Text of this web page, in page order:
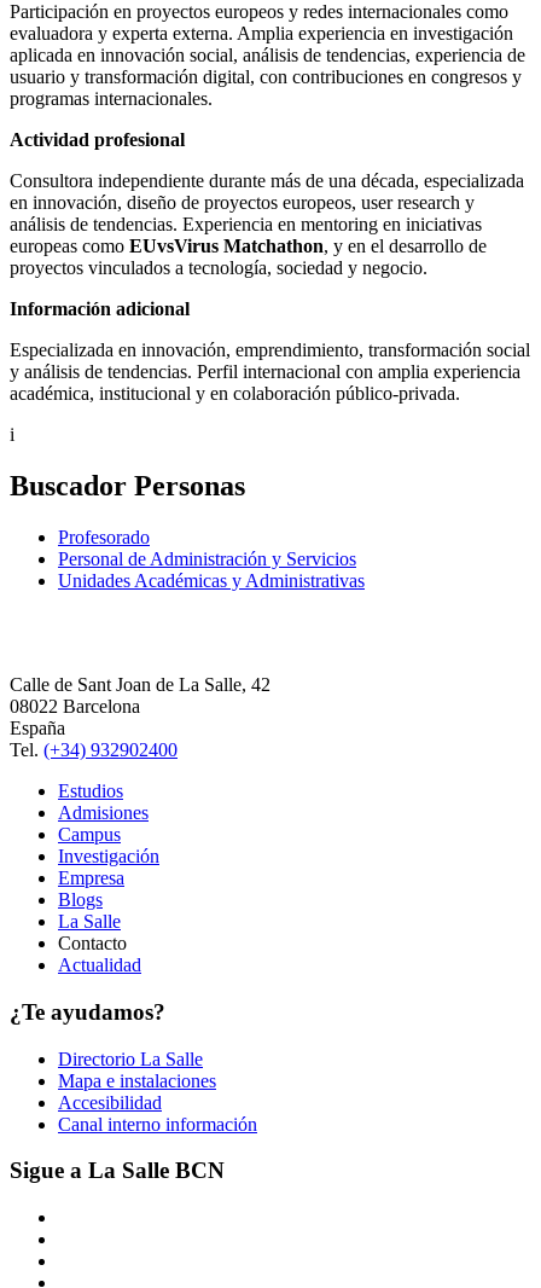
Participación en proyectos europeos y redes internacionales como
evaluadora y experta externa. Amplia experiencia en investigación
aplicada en innovación social, análisis de tendencias, experiencia de
usuario y transformación digital, con contribuciones en congresos y
programas internacionales.
Actividad profesional
Consultora independiente durante más de una década, especializada
en innovación, diseño de proyectos europeos, user research y
análisis de tendencias. Experiencia en mentoring en iniciativas
europeas como EUvsVirus Matchathon, y en el desarrollo de
proyectos vinculados a tecnología, sociedad y negocio.
Información adicional
Especializada en innovación, emprendimiento, transformación social
y análisis de tendencias. Perfil internacional con amplia experiencia
académica, institucional y en colaboración público-privada.
i
Buscador Personas
Profesorado
Personal de Administración y Servicios
Unidades Académicas y Administrativas
Calle de Sant Joan de La Salle, 42
08022 Barcelona
España
Tel. (+34) 932902400
Estudios
Admisiones
Campus
Investigación
Empresa
Blogs
La Salle
Contacto
Actualidad
¿Te ayudamos?
Directorio La Salle
Mapa e instalaciones
Accesibilidad
Canal interno información
Sigue a La Salle BCN